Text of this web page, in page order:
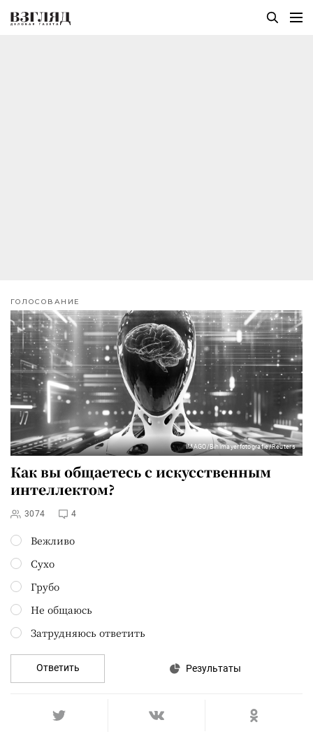
ГОЛОСОВАНИЕ
IMAGO/Bihlmayerfotografie/Reuters
Как вы общаетесь с искусственным
интеллектом?
3074 4
Вежливо
Сухо
Грубо
Не общаюсь
Затрудняюсь ответить
Ответить Результаты